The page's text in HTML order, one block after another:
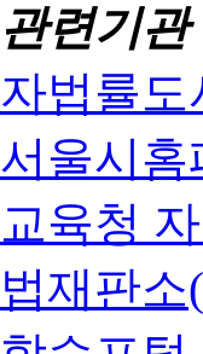
관련기관
자법률도
서울시홈
교육청
법재판